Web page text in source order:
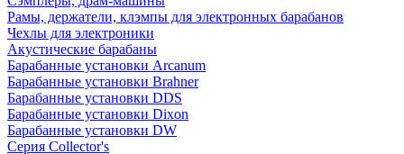
Рамы, держатели, клэмпы для электронных барабанов
Чехлы для электроники
Акустические барабаны
Барабанные установки Arcanum
Барабанные установки Brahner
Барабанные установки DDS
Барабанные установки Dixon
Барабанные установки DW
Серия Collector's